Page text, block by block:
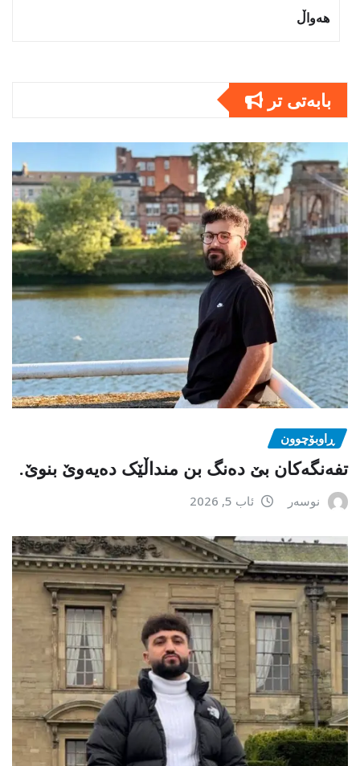
هەواڵ
بابەتى تر
ڕاوبۆچوون
تفەنگەکان بێ دەنگ بن منداڵێک دەیەوێ بنوێ.
نوسەر ئاب 5, 2026